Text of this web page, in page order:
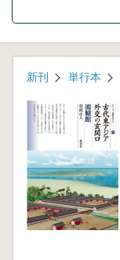
新刊 単行本